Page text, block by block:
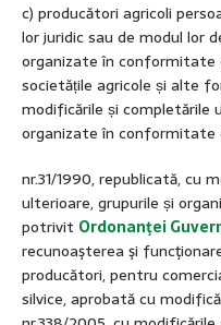
c) producători agricoli
lor juridic sau de modul lor
organizate în conformitate
societățile agricole și alte
modificările și completările
organizate în conformitate
nr.31/1990, republicată, cu
ulterioare, grupurile și
potrivit Ordonanţei
recunoaşterea şi
producători, pentru
silvice, aprobată cu